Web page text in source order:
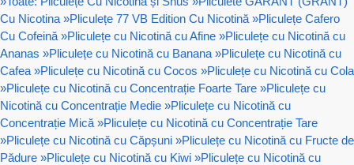
Cu Nicotina »Pliculețe 77 VB Edition Cu Nicotină »Pliculețe Cafero
Cu Cofeină »Pliculețe cu Nicotină cu Afine »Pliculețe cu Nicotină cu
Ananas »Pliculețe cu Nicotină cu Banana »Pliculețe cu Nicotină cu
Cafea »Pliculețe cu Nicotină cu Cocos »Pliculețe cu Nicotină cu Cola
»Pliculețe cu Nicotină cu Concentrație Foarte Tare »Pliculețe cu
Nicotină cu Concentrație Medie »Pliculețe cu Nicotină cu
Concentrație Mică »Pliculețe cu Nicotină cu Concentrație Tare
»Pliculețe cu Nicotină cu Căpșuni »Pliculețe cu Nicotină cu Fructe de
Pădure »Pliculețe cu Nicotină cu Kiwi »Pliculețe cu Nicotină cu